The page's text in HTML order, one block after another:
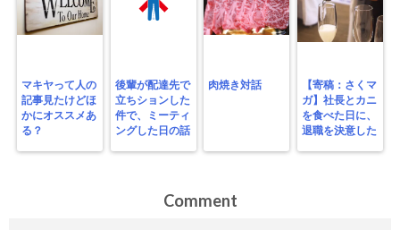
マキヤって人の
記事見たけどほ
かにオススメあ
る？
後輩が配達先で
立ちションした
件で、ミーティ
ングした日の話
肉焼き対話
【寄稿：さくマ
ガ】社長とカニ
を食べた日に、
退職を決意した
Comment